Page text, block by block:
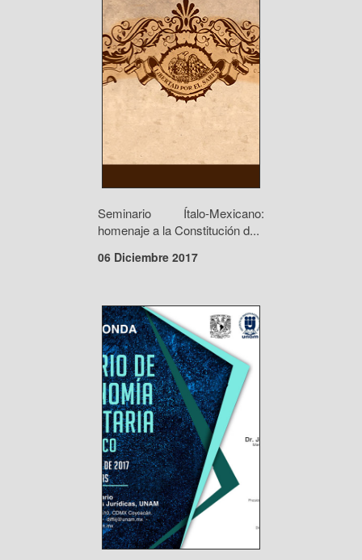
Seminario Ítalo-Mexicano:
homenaje a la Constitución d...
06 Diciembre 2017